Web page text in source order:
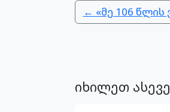
← «მე 106
იხილეთ ასევე